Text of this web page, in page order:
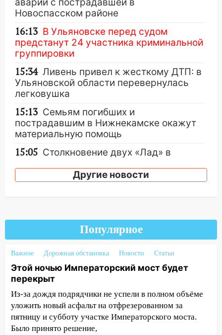
Новоспасском районе
16:13 В Ульяновске перед судом
предстанут 24 участника криминальной
группировки
15:34 Ливень привел к жесткому ДТП: в
Ульяновской области перевернулась
легковушка
15:13 Семьям погибших и
пострадавшим в Нижнекамске окажут
материальную помощь
15:05 Столкновение двух «Лад» в
в больнице
14:21 Волонтеры «ЛизаАлерт»
выложили ориентировку на пропавшего
8 августа в шторм ульяновского
блогера
14:00 Этой ночью Императорский мост
будет перекрыт
13:49 Сотрудники СУ СК России по
Ульяновской области вручили ключи от
квартир сиротам и детям, оставшихся
Другие новости
Популярное
Важное Дорожная обстановка Новости Статьи
Этой ночью Императорский мост будет
перекрыт
Из-за дождя подрядчики не успели в полном объёме
уложить новый асфальт на отфрезерованном за
пятницу и субботу участке Императорского моста.
Было принято решение,